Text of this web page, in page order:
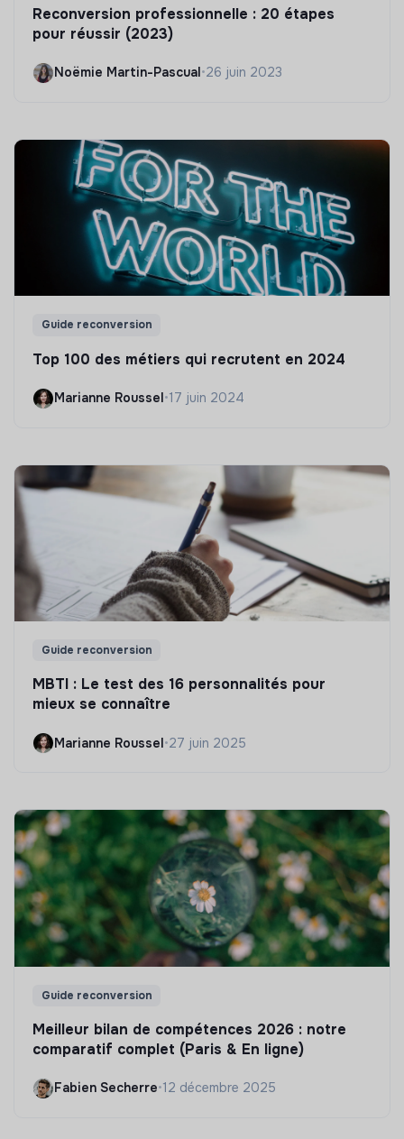
Reconversion professionnelle : 20 étapes
pour réussir (2023)
Noëmie Martin-Pascual •26 juin 2023
Guide reconversion
Top 100 des métiers qui recrutent en 2024
Marianne Roussel•17 juin 2024
Guide reconversion
MBTI : Le test des 16 personnalités pour
mieux se connaître
Marianne Roussel•27 juin 2025
Guide reconversion
Meilleur bilan de compétences 2026 : notre
comparatif complet (Paris & En ligne)
Fabien Secherre•12 décembre 2025